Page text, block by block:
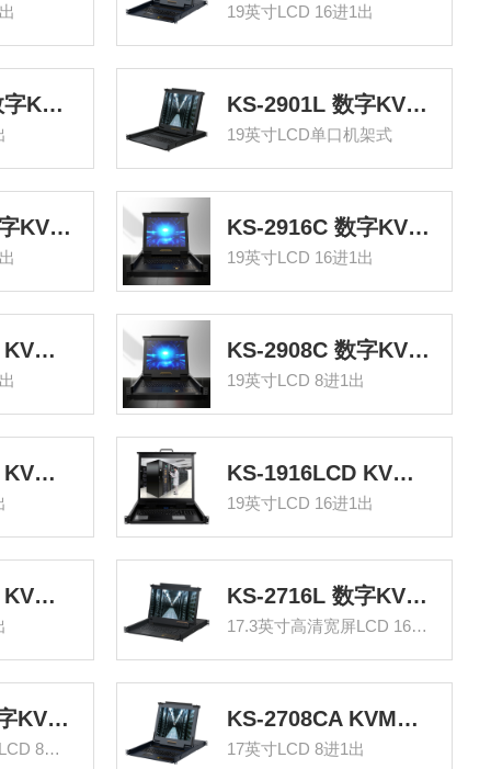
19英寸LCD 16进1出
KS-2908CI 数字KVM切换器8口 带19英寸LCD显示器配网口支持IP远程 8进1出转换器 KS-2901L 数字KVM切换器单口 19英寸LCD显示器配VGA线 单口机架式电脑转换器
19英寸LCD单口机架式
KS-2932C 数字KVM切换器32口 带19英寸LCD显示器配网口 32进1出电脑转换器键盘鼠标共享 KS-2916C 数字KVM切换器16口 带19英寸LCD显示器配网口 16进1出电脑转换器键盘鼠标共享
19英寸LCD 16进1出
KS-2916LCD KVM切换器16口 带19英寸LCD显示器配VGA接口线 16进1出电脑转换器键鼠共享器 KS-2908C 数字KVM切换器8口 带19英寸LCD显示器配网口 8进1出电脑转换器键盘鼠标共享
19英寸LCD 8进1出
KS-2908LCD KVM切换器8口 带19英寸LCD显示器配VGA接口线 8进1出电脑转换器键盘鼠标共享 KS-1916LCD KVM切换器16口 带19英寸LCD显示器配VGA接口线 16进1出电脑转换器鼠标键盘
19英寸LCD 16进1出
KS-1908LCD KVM切换器8口 带19英寸LCD显示器配VGA接口线 8进1出电脑转换器键盘鼠标共享 KS-2716L 数字KVM切换器16口 17.3英寸高清宽屏LCD显示器配VGA线 16进一出机架式电脑转换器
17.3英寸高清宽屏LCD 16进一
KS-2708L 数字KVM切换器8口 17.3英寸高清宽屏LCD显示器配VGA线 8进一出机架式电脑转换器
17.3英寸高清宽屏LCD 8进一出
KS-2708CA KVM切换器8口 带17英寸LCD显示器配VGA接口 不带模块8进1出键盘鼠标共享
17英寸LCD 8进1出